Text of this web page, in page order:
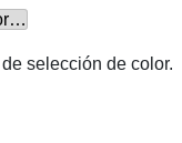
selección de color.